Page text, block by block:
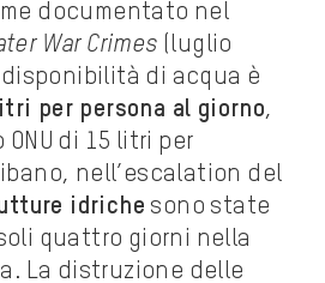
documentato nel
War Crimes (luglio
disponibilità di acqua è
per persona al giorno,
di 15 litri per
nell’escalation del
idriche sono state
quattro giorni nella
La distruzione delle